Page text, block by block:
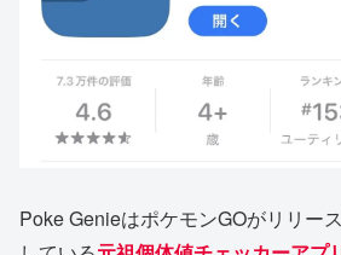
Poke GenieはポケモンGOがリリー